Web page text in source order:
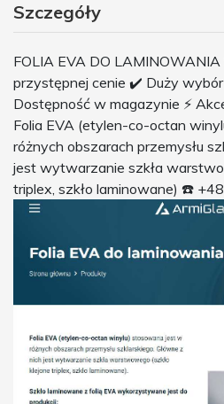
Szczegóły
FOLIA EVA DO LAMINOWANIA
przystępnej cenie ✔️ Duży
Dostępność w magazynie ⚡
Folia EVA (etylen-co-octan
różnych obszarach przemysłu
jest wytwarzanie szkła
triplex, szkło laminowane) ☎️